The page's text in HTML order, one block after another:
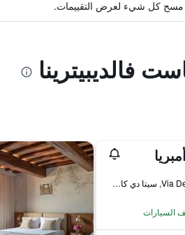
مسح كل شيء لعرض التقييمات.
فالديبيترينا
Via Dei Galanti / Via Sant'Antonio 6, سيتا دي كاستيلو, مقاطعة بيروجيا, إيطاليا
السيارات